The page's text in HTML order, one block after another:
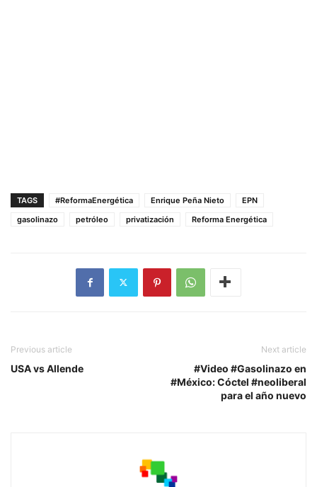
TAGS #ReformaEnergética Enrique Peña Nieto
EPN
gasolinazo
petróleo privatización Reforma Energética
Previous article
USA vs Allende
Next article
#Video #Gasolinazo en
#México: Cóctel #neoliberal
para el año nuevo